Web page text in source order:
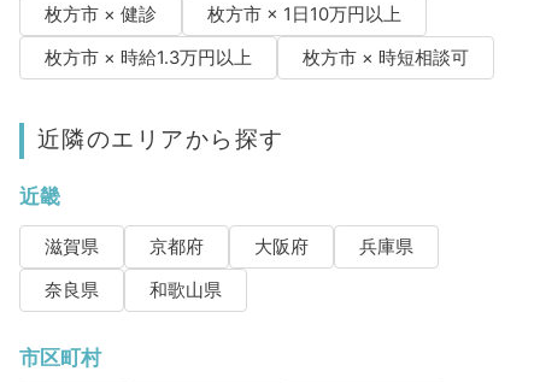
枚方市 × 健診
枚方市 × 1日10万円以上
枚方市 × 時給1.3万円以上
枚方市 × 時短相談可
近隣のエリアから探す
近畿
滋賀県 京都府 大阪府
兵庫県
奈良県
和歌山県
市区町村